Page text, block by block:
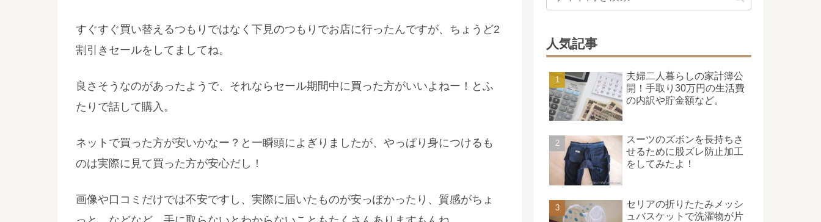
すぐすぐ買い替えるつもりではなく下見のつもりでお店に行ったんですが、ちょうど2
割引きセールをしてましてね。
良さそうなのがあったようで、それならセール期間中に買った方がいいよねー！とふ
たりで話して購入。
ネットで買った方が安いかなー？と一瞬頭によぎりましたが、やっぱり身につけるも
のは実際に見て買った方が安心だし！
画像や口コミだけでは不安ですし、実際に届いたものが安っぽかったり、質感がちょ
人気記事
夫婦二人暮らしの家計簿公
開！手取り30万円の生活費
の内訳や貯金額など。
スーツのズボンを長持ちさ
せるために股ズレ防止加工
をしてみたよ！
セリアの折りたたみメッシ
ュバスケットで洗濯物が片